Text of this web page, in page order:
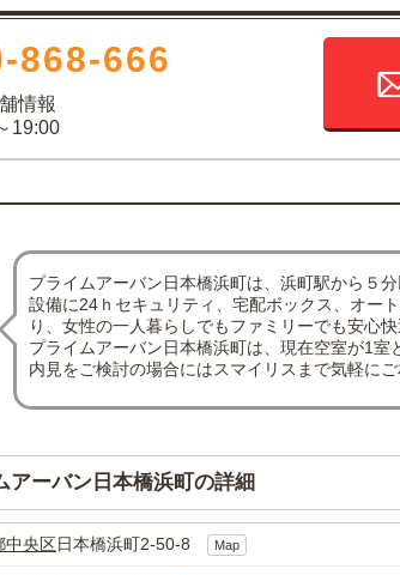
868-666
情報
19:00
プライムアーバン日本橋浜町は、浜町駅から５分
設備に24ｈセキュリティ、宅配ボックス、オー
り、女性の一人暮らしでもファミリーでも安心快
プライムアーバン日本橋浜町は、現在空室が1室
内見をご検討の場合にはスマイリスまで気軽にご
アーバン日本橋浜町の詳細
中央区日本橋浜町2-50-8 Map